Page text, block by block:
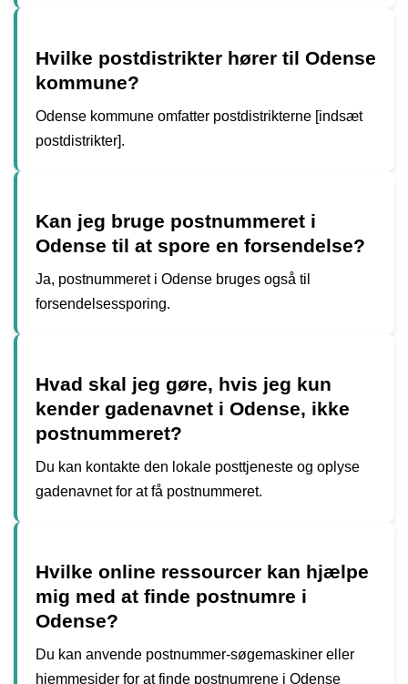
Hvilke postdistrikter hører til Odense
kommune?
Odense kommune omfatter postdistrikterne [indsæt
postdistrikter].
Kan jeg bruge postnummeret i
Odense til at spore en forsendelse?
Ja, postnummeret i Odense bruges også til
forsendelsessporing.
Hvad skal jeg gøre, hvis jeg kun
kender gadenavnet i Odense, ikke
postnummeret?
Du kan kontakte den lokale posttjeneste og oplyse
gadenavnet for at få postnummeret.
Hvilke online ressourcer kan hjælpe
mig med at finde postnumre i
Odense?
Du kan anvende postnummer-søgemaskiner eller
hjemmesider for at finde postnumrene i Odense